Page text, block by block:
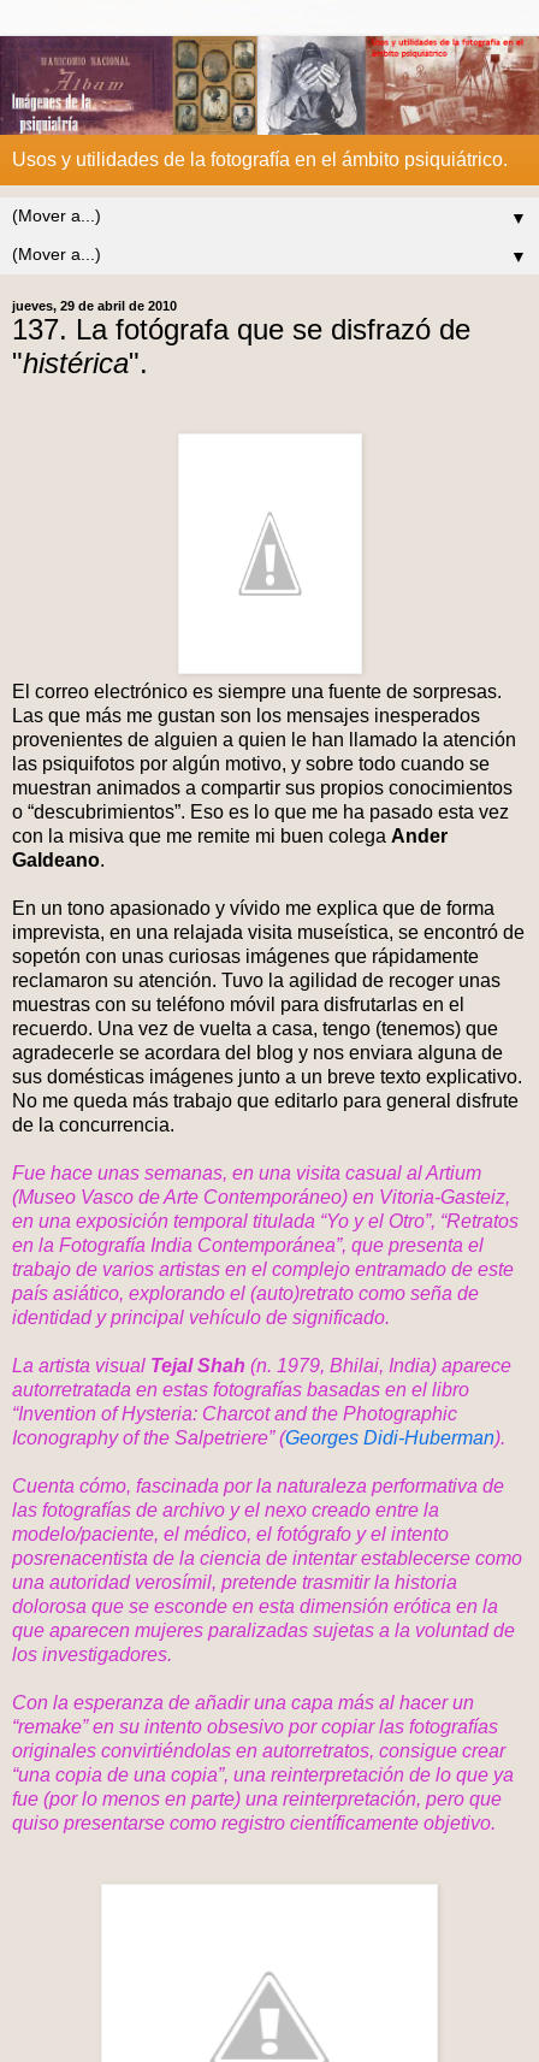
Usos y utilidades de la fotografía en el ámbito psiquiátrico.
▼
▼
jueves, 29 de abril de 2010
137. La fotógrafa que se disfrazó de
"histérica".
El correo electrónico es siempre una fuente de sorpresas.
Las que más me gustan son los mensajes inesperados
provenientes de alguien a quien le han llamado la atención
las psiquifotos por algún motivo, y sobre todo cuando se
muestran animados a compartir sus propios conocimientos
o “descubrimientos”. Eso es lo que me ha pasado esta vez
con la misiva que me remite mi buen colega Ander
Galdeano.
En un tono apasionado y vívido me explica que de forma
imprevista, en una relajada visita museística, se encontró de
sopetón con unas curiosas imágenes que rápidamente
reclamaron su atención. Tuvo la agilidad de recoger unas
muestras con su teléfono móvil para disfrutarlas en el
recuerdo. Una vez de vuelta a casa, tengo (tenemos) que
agradecerle se acordara del blog y nos enviara alguna de
sus domésticas imágenes junto a un breve texto explicativo.
No me queda más trabajo que editarlo para general disfrute
de la concurrencia.
Fue hace unas semanas, en una visita casual al Artium
(Museo Vasco de Arte Contemporáneo) en Vitoria-Gasteiz,
en una exposición temporal titulada “Yo y el Otro”, “Retratos
en la Fotografía India Contemporánea”, que presenta el
trabajo de varios artistas en el complejo entramado de este
país asiático, explorando el (auto)retrato como seña de
identidad y principal vehículo de significado.
La artista visual Tejal Shah (n. 1979, Bhilai, India) aparece
autorretratada en estas fotografías basadas en el libro
“Invention of Hysteria: Charcot and the Photographic
Iconography of the Salpetriere” (Georges Didi-Huberman).
Cuenta cómo, fascinada por la naturaleza performativa de
las fotografías de archivo y el nexo creado entre la
modelo/paciente, el médico, el fotógrafo y el intento
posrenacentista de la ciencia de intentar establecerse como
una autoridad verosímil, pretende trasmitir la historia
dolorosa que se esconde en esta dimensión erótica en la
que aparecen mujeres paralizadas sujetas a la voluntad de
los investigadores.
Con la esperanza de añadir una capa más al hacer un
“remake” en su intento obsesivo por copiar las fotografías
originales convirtiéndolas en autorretratos, consigue crear
“una copia de una copia”, una reinterpretación de lo que ya
fue (por lo menos en parte) una reinterpretación, pero que
quiso presentarse como registro científicamente objetivo.